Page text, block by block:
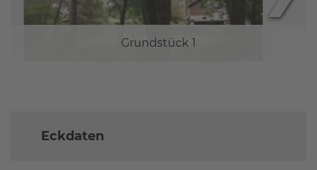
Grundstück 1
Eckdaten